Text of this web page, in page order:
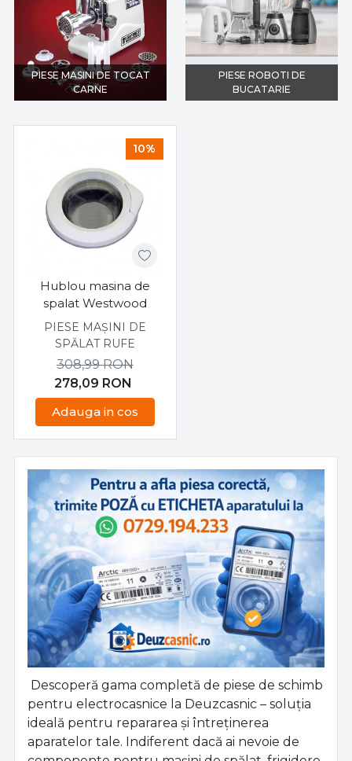
PIESE MASINI DE TOCAT
CARNE
PIESE ROBOTI DE
BUCATARIE
10%
Hublou masina de
spalat Westwood
PIESE MAȘINI DE
SPĂLAT RUFE
278,09 RON
308,99RON
Adauga in cos
Descoperă gama completă de piese de schimb
pentru electrocasnice la Deuzcasnic – soluția
ideală pentru repararea și întreținerea
aparatelor tale. Indiferent dacă ai nevoie de